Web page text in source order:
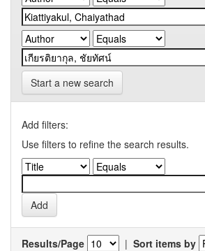
Start a new search
Add filters:
Use filters to refine the search results.
Results/Page | Sort items by